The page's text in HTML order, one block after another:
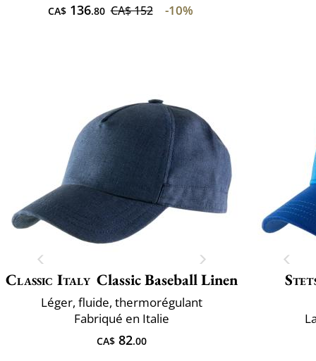
CA$136.80 CA$ 152 -10%
Classic Italy Classic Baseball Linen
Léger, fluide, thermorégulant
Fabriqué en Italie
CA$ 82.00